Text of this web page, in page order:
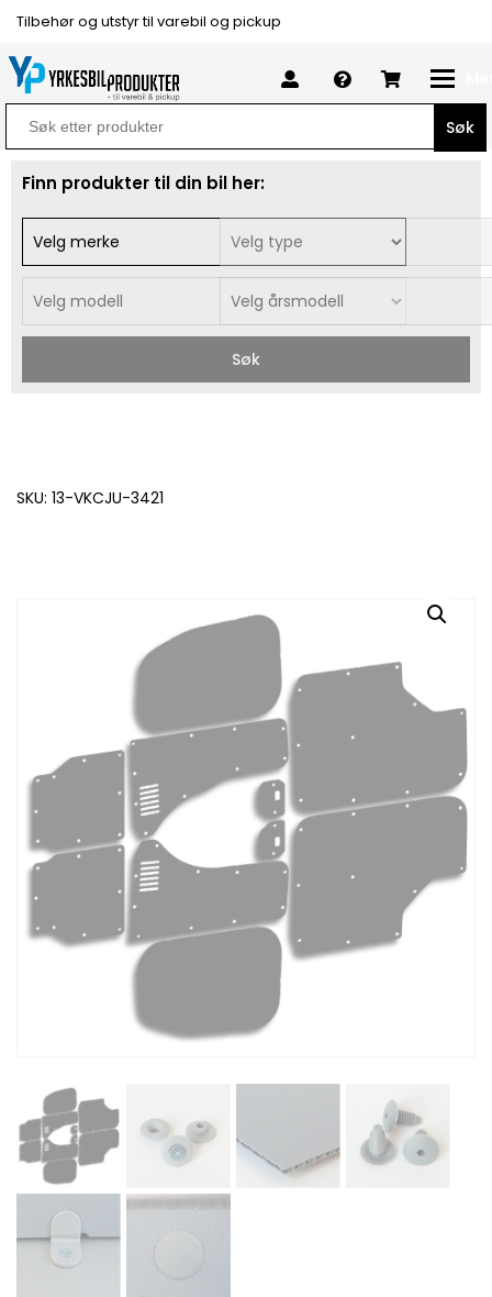
Tilbehør og utstyr til varebil og pickup
Search
for:
Finn produkter til din bil her:
Søk
SKU: 13-VKCJU-3421